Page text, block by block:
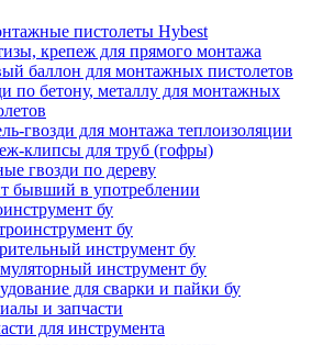
пистолеты Hybest
крепеж для прямого монтажа
баллон для монтажных пистолетов
по бетону, металлу для монтажных
гвозди для монтажа теплоизоляции
клипсы для труб (гофры)
гвозди по дереву
бывший в употреблении
бу
бу
инструмент бу
инструмент бу
для сварки и пайки бу
и запчасти
для инструмента